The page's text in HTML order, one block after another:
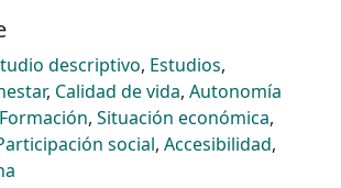
descriptivo, Estudios,
, Calidad de vida, Autonomía
Formación, Situación económica,
social, Accesibilidad,